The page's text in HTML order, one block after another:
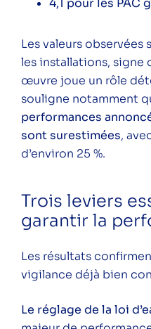
4,1 pour les PAC
Les valeurs observées
les installations, signe
œuvre joue un rôle
souligne notamment
performances
sont surestimées,
d’environ 25 %.
Trois leviers
garantir la
Les résultats
vigilance déjà bien
Le réglage de la loi